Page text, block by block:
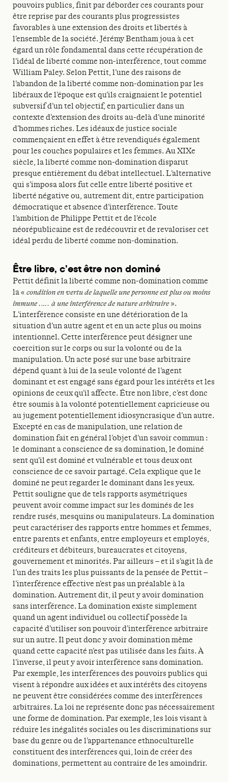
pouvoirs publics, finit par déborder ces courants pour
être reprise par des courants plus progressistes
favorables à une extension des droits et libertés à
l’ensemble de la société. Jérémy Bentham joua à cet
égard un rôle fondamental dans cette récupération de
l’idéal de liberté comme non-interférence, tout comme
William Paley. Selon Pettit, l’une des raisons de
l’abandon de la liberté comme non-domination par les
libéraux de l’époque est qu’ils craignaient le potentiel
subversif d’un tel objectif, en particulier dans un
contexte d’extension des droits au-delà d’une minorité
d’hommes riches. Les idéaux de justice sociale
commençaient en effet à être revendiqués également
pour les couches populaires et les femmes. Au XIXe
siècle, la liberté comme non-domination disparut
presque entièrement du débat intellectuel. L’alternative
qui s’imposa alors fut celle entre liberté positive et
liberté négative ou, autrement dit, entre participation
démocratique et absence d’interférence. Toute
l’ambition de Philippe Pettit et de l’école
néorépublicaine est de redécouvrir et de revaloriser cet
idéal perdu de liberté comme non-domination.
Être libre, c’est être non dominé
Pettit définit la liberté comme non-domination comme
la « condition en vertu de laquelle une personne est plus ou moins
immune .…. à une interférence de nature arbitraire ».
L’interférence consiste en une détérioration de la
situation d’un autre agent et en un acte plus ou moins
intentionnel. Cette interférence peut désigner une
coercition sur le corps ou sur la volonté ou de la
manipulation. Un acte posé sur une base arbitraire
dépend quant à lui de la seule volonté de l’agent
dominant et est engagé sans égard pour les intérêts et les
opinions de ceux qu’il affecte. Être non libre, c’est donc
être soumis à la volonté potentiellement capricieuse ou
au jugement potentiellement idiosyncrasique d’un autre.
Excepté en cas de manipulation, une relation de
domination fait en général l’objet d’un savoir commun :
le dominant a conscience de sa domination, le dominé
sent qu’il est dominé et vulnérable et tous deux ont
conscience de ce savoir partagé. Cela explique que le
dominé ne peut regarder le dominant dans les yeux.
Pettit souligne que de tels rapports asymétriques
peuvent avoir comme impact sur les dominés de les
rendre rusés, mesquins ou manipulateurs. La domination
peut caractériser des rapports entre hommes et femmes,
entre parents et enfants, entre employeurs et employés,
créditeurs et débiteurs, bureaucrates et citoyens,
gouvernement et minorités. Par ailleurs – et il s’agit là de
l’un des traits les plus puissants de la pensée de Pettit –
l’interférence effective n’est pas un préalable à la
domination. Autrement dit, il peut y avoir domination
sans interférence. La domination existe simplement
quand un agent individuel ou collectif possède la
capacité d’utiliser son pouvoir d’interférence arbitraire
sur un autre. Il peut donc y avoir domination même
quand cette capacité n’est pas utilisée dans les faits. À
l’inverse, il peut y avoir interférence sans domination.
Par exemple, les interférences des pouvoirs publics qui
visent à répondre aux idées et aux intérêts des citoyens
ne peuvent être considérées comme des interférences
arbitraires. La loi ne représente donc pas nécessairement
une forme de domination. Par exemple, les lois visant à
réduire les inégalités sociales ou les discriminations sur
base du genre ou de l’appartenance ethnoculturelle
constituent des interférences qui, loin de créer des
dominations, permettent au contraire de les amoindrir.